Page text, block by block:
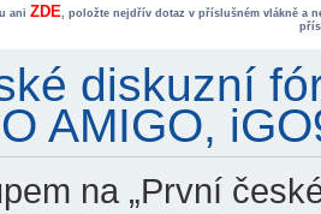
ani ZDE, položte nejdřív dotaz v příslušném vlákně a
diskuzní
AMIGO,
na „První